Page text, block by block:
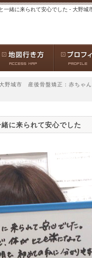
緒に来られて安心でした - 大野城
野城市 産後骨盤矯正：赤ちゃん
に来られて安心でした